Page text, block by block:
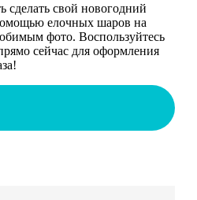
сделать свой новогодний
елочных шаров на
фото. Воспользуйтесь
сейчас для оформления